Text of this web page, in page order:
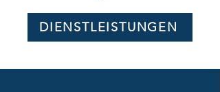
DIENSTLEISTUNGEN